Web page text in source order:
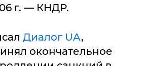
г. — КНДР.
Диалог UA,
окончательное